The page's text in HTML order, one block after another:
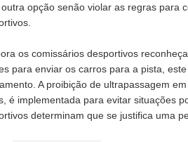
opção senão violar as regras para
os comissários desportivos
para enviar os carros para a pista,
A proibição de ultrapassagem
é implementada para evitar situações
determinam que se justifica uma